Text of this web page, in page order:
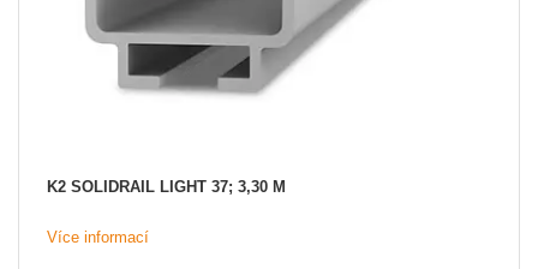
K2 SOLIDRAIL LIGHT 37; 3,30 M
Více informací